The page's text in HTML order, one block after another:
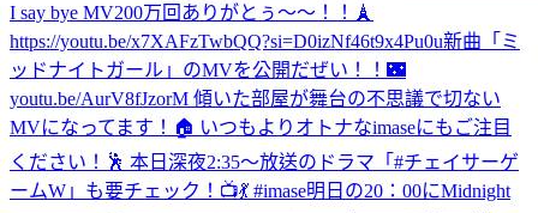
I say bye MV200万回ありがとぅ〜〜！！🗼
https://youtu.be/x7XAFzTwbQQ?si=D0izNf46t9x4Pu0u新曲「ミ
ッドナイトガール」のMVを公開だぜい！！🌃
youtu.be/AurV8fJzorM 傾いた部屋が舞台の不思議で切ない
MVになってます！🏠 いつもよりオトナなimaseにもご注目
ください！🕺 本日深夜2:35〜放送のドラマ「#チェイサーゲ
ームW」も要チェック！📺💃 #imase明日の20：00にMidnight